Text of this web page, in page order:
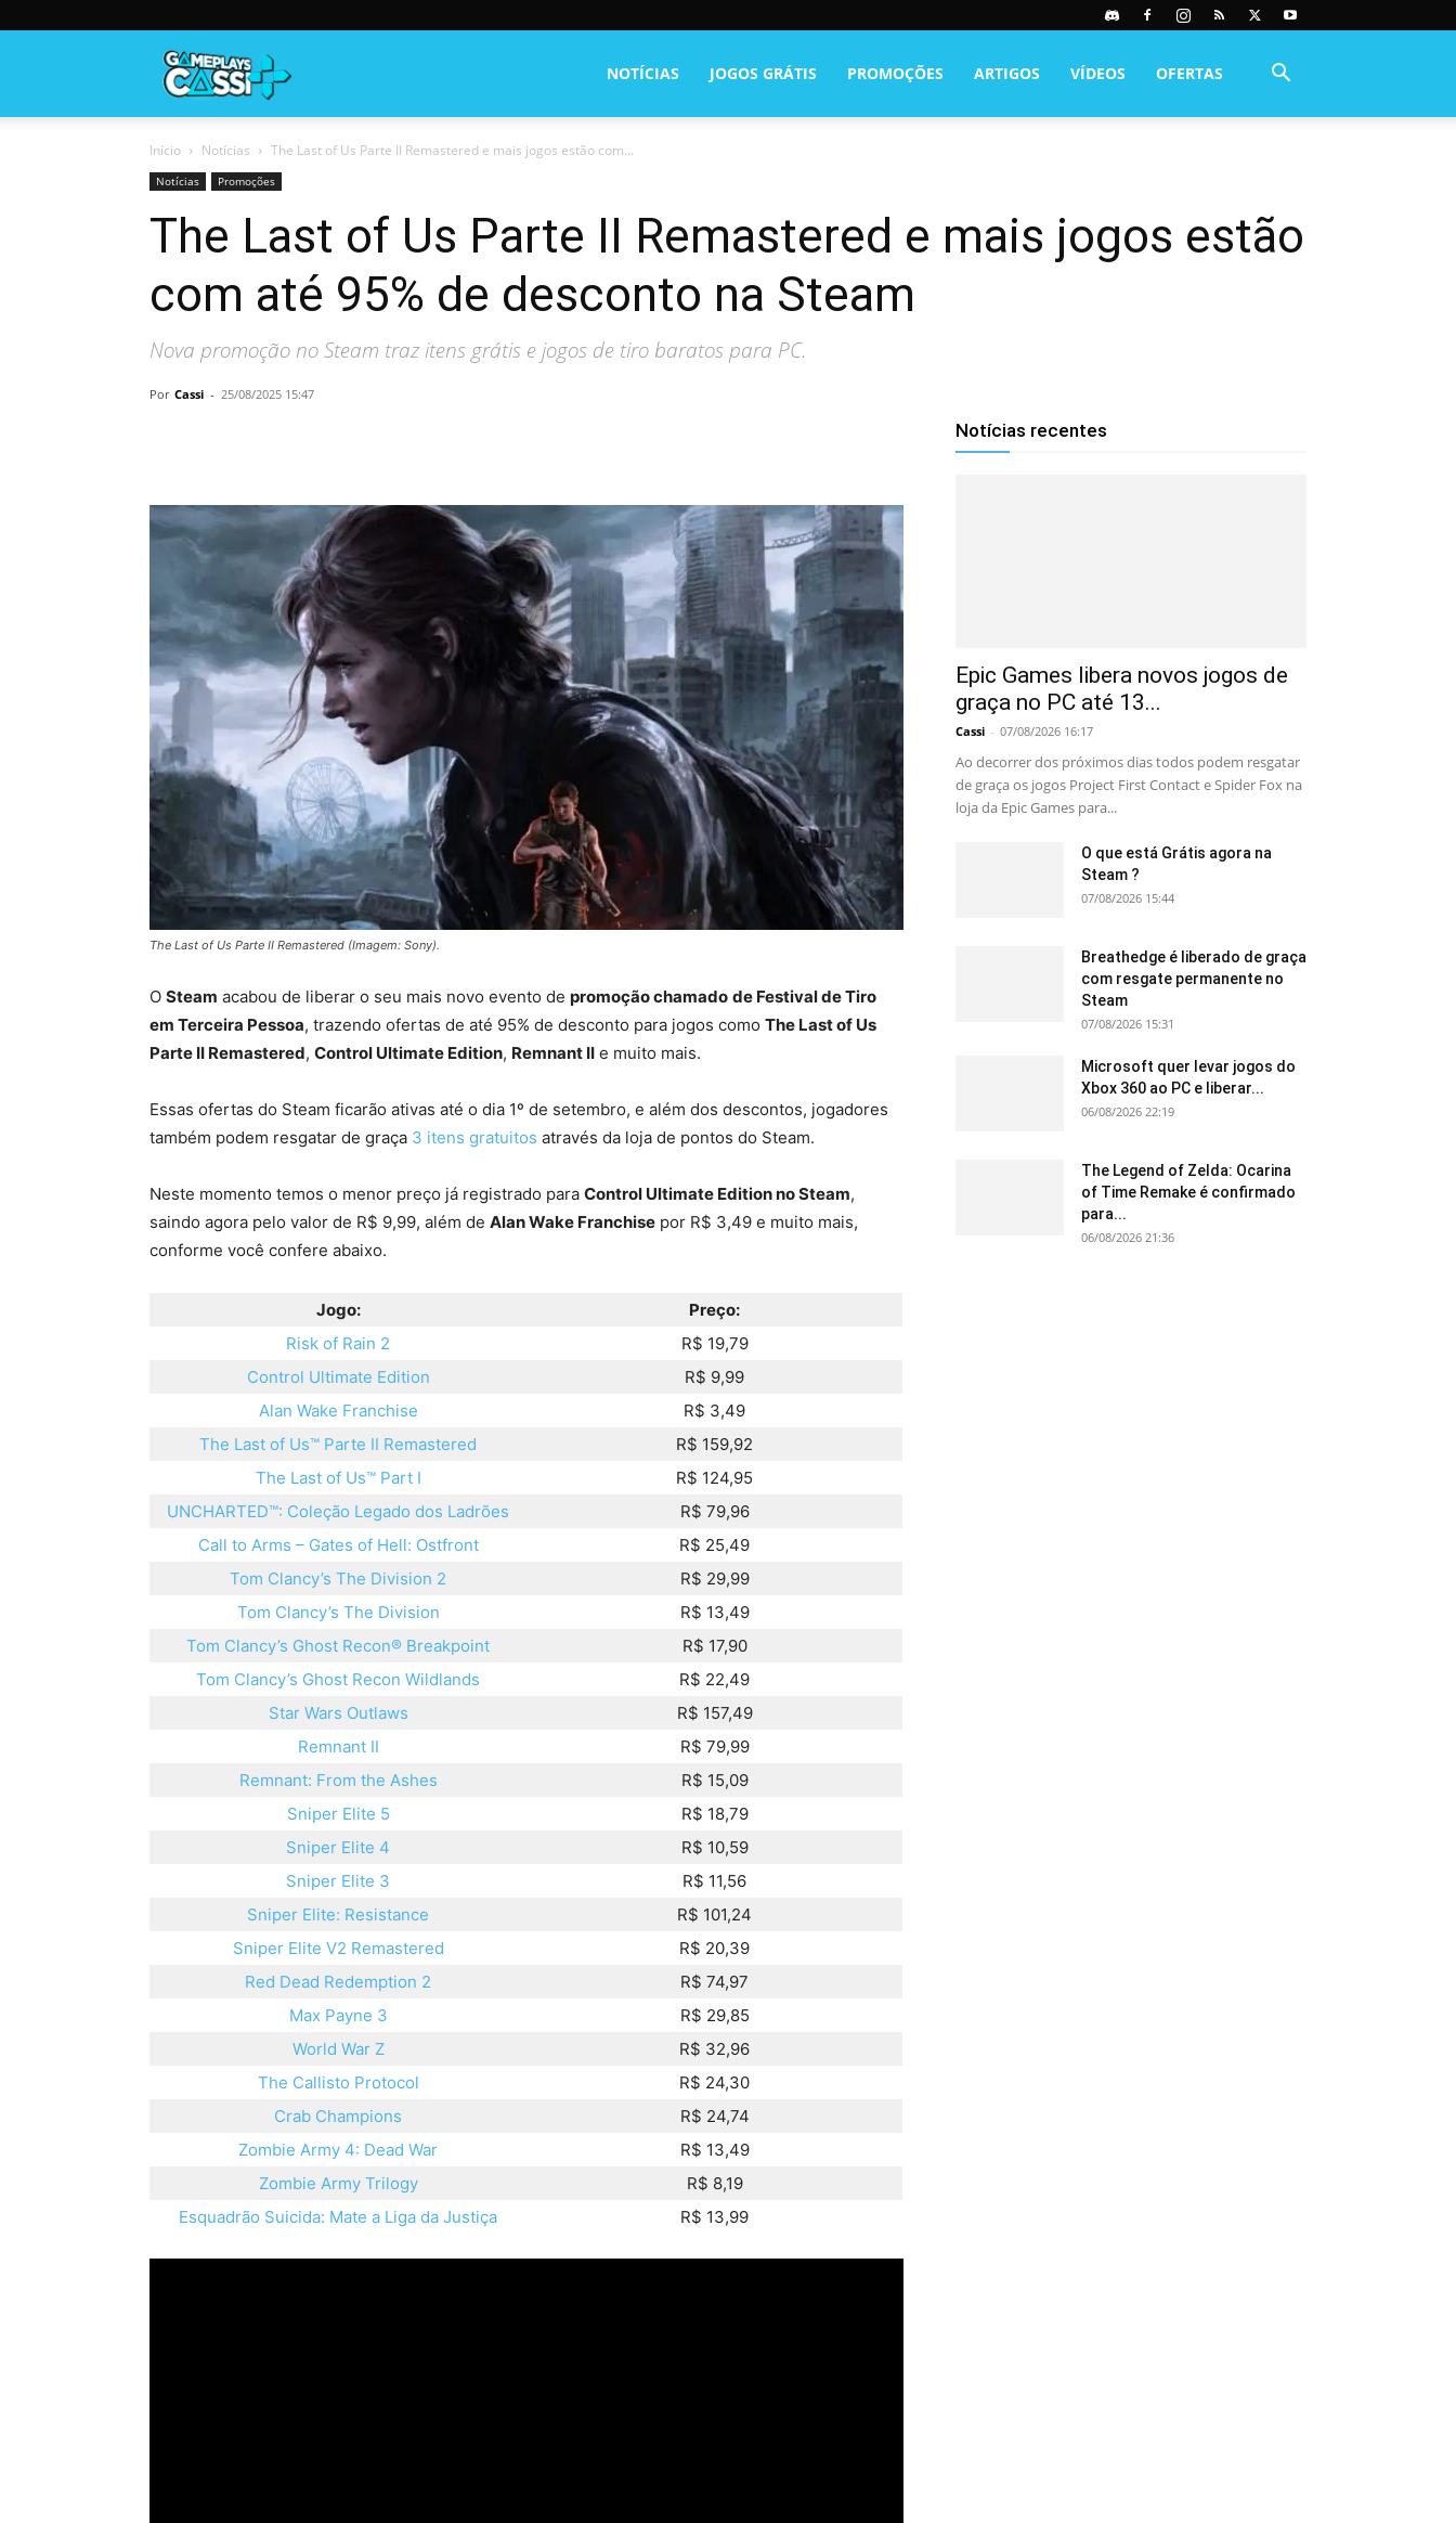
NOTÍCIAS JOGOS GRÁTIS PROMOÇÕES ARTIGOS VÍDEOS OFERTAS
Início Notícias The Last of Us Parte II Remastered e mais jogos estão com...
Notícias Promoções
The Last of Us Parte II Remastered e mais jogos estão
com até 95% de desconto na Steam
Nova promoção no Steam traz itens grátis e jogos de tiro baratos para PC.
Por Cassi - 25/08/2025 15:47
The Last of Us Parte II Remastered (Imagem: Sony).
O Steam acabou de liberar o seu mais novo evento de promoção chamado de Festival de Tiro
em Terceira Pessoa, trazendo ofertas de até 95% de desconto para jogos como The Last of Us
Parte II Remastered, Control Ultimate Edition, Remnant II e muito mais.
Essas ofertas do Steam ficarão ativas até o dia 1º de setembro, e além dos descontos, jogadores
também podem resgatar de graça 3 itens gratuitos através da loja de pontos do Steam.
Neste momento temos o menor preço já registrado para Control Ultimate Edition no Steam,
saindo agora pelo valor de R$ 9,99, além de Alan Wake Franchise por R$ 3,49 e muito mais,
conforme você confere abaixo.
Jogo:
Preço:
Risk of Rain 2
R$ 19,79
Control Ultimate Edition
R$ 9,99
Alan Wake Franchise
R$ 3,49
The Last of Us™ Parte II Remastered
R$ 159,92
The Last of Us™ Part I
R$ 124,95
UNCHARTED™: Coleção Legado dos Ladrões
R$ 79,96
Call to Arms – Gates of Hell: Ostfront
R$ 25,49
Tom Clancy’s The Division 2
R$ 29,99
Tom Clancy’s The Division
R$ 13,49
Tom Clancy’s Ghost Recon® Breakpoint
R$ 17,90
Tom Clancy’s Ghost Recon Wildlands
R$ 22,49
Star Wars Outlaws
R$ 157,49
Remnant II
R$ 79,99
Remnant: From the Ashes
R$ 15,09
Sniper Elite 5
R$ 18,79
Sniper Elite 4
R$ 10,59
Sniper Elite 3
R$ 11,56
Sniper Elite: Resistance
R$ 101,24
Sniper Elite V2 Remastered
R$ 20,39
Red Dead Redemption 2
R$ 74,97
Max Payne 3
R$ 29,85
World War Z
R$ 32,96
The Callisto Protocol
R$ 24,30
Crab Champions
R$ 24,74
Zombie Army 4: Dead War
R$ 13,49
Zombie Army Trilogy
R$ 8,19
Esquadrão Suicida: Mate a Liga da Justiça
R$ 13,99
Notícias recentes
Epic Games libera novos jogos de
graça no PC até 13...
Cassi - 07/08/2026 16:17
Ao decorrer dos próximos dias todos podem resgatar
de graça os jogos Project First Contact e Spider Fox na
loja da Epic Games para...
O que está Grátis agora na
Steam ?
07/08/2026 15:44
Breathedge é liberado de graça
com resgate permanente no
Steam
07/08/2026 15:31
Microsoft quer levar jogos do
Xbox 360 ao PC e liberar...
06/08/2026 22:19
The Legend of Zelda: Ocarina
of Time Remake é confirmado
para...
06/08/2026 21:36